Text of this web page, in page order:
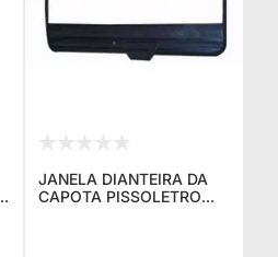
JANELA DIANTEIRA DA
CAPOTA PISSOLETRO